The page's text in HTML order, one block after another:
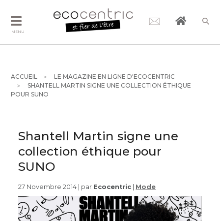
MENU
ACCUEIL
LE MAGAZINE EN LIGNE D'ECOCENTRIC
SHANTELL MARTIN SIGNE UNE COLLECTION ÉTHIQUE
POUR SUNO
Shantell Martin signe une
collection éthique pour
SUNO
27 Novembre 2014 | par Ecocentric Mode